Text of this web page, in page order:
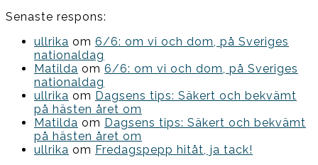
Senaste respons:
ullrika om 6/6: om vi och dom, på Sveriges
nationaldag
Matilda om 6/6: om vi och dom, på Sveriges
nationaldag
ullrika om Dagsens tips: Säkert och bekvämt
på hästen året om
Matilda om Dagsens tips: Säkert och bekvämt
på hästen året om
ullrika om Fredagspepp hitåt, ja tack!